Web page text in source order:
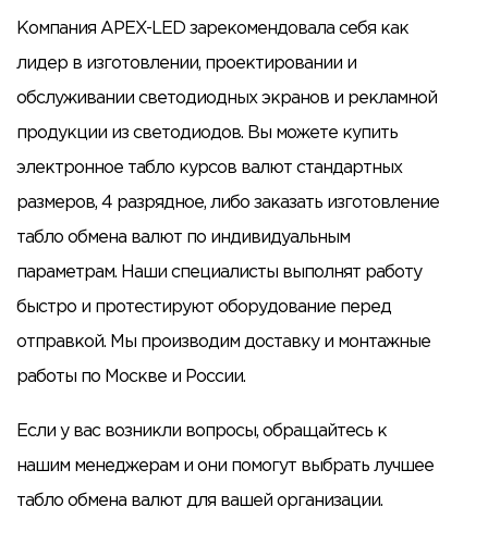
Компания APEX-LED зарекомендовала себя как
лидер в изготовлении, проектировании и
обслуживании светодиодных экранов и рекламной
продукции из светодиодов. Вы можете купить
электронное табло курсов валют стандартных
размеров, 4 разрядное, либо заказать изготовление
табло обмена валют по индивидуальным
параметрам. Наши специалисты выполнят работу
быстро и протестируют оборудование перед
отправкой. Мы производим доставку и монтажные
работы по Москве и России.
Если у вас возникли вопросы, обращайтесь к
нашим менеджерам и они помогут выбрать лучшее
табло обмена валют для вашей организации.